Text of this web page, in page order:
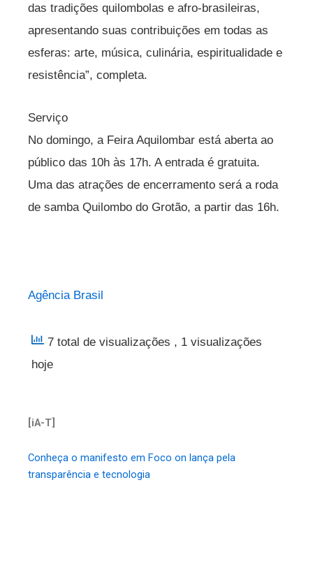
das tradições quilombolas e afro-brasileiras,
apresentando suas contribuições em todas as
esferas: arte, música, culinária, espiritualidade e
resistência”, completa.
Serviço
No domingo, a Feira Aquilombar está aberta ao
público das 10h às 17h. A entrada é gratuita.
Uma das atrações de encerramento será a roda
de samba Quilombo do Grotão, a partir das 16h.
Agência Brasil
7 total de visualizações , 1 visualizações
hoje
[iA-T]
Conheça o manifesto em Foco on lança pela
transparência e tecnologia